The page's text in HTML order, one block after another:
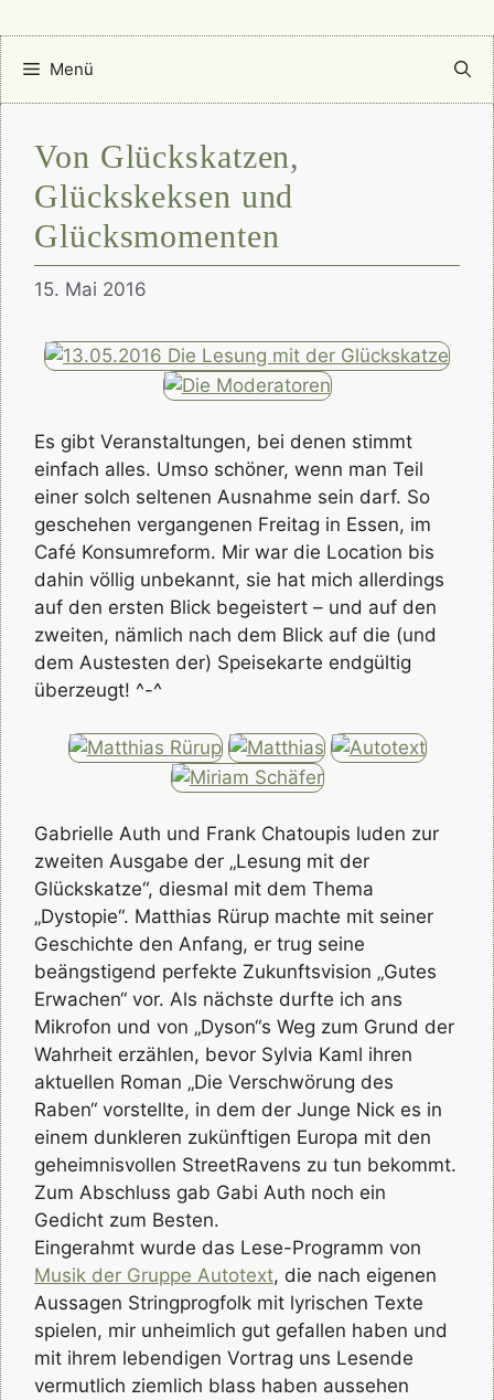
Menü
Von Glückskatzen,
Glückskeksen und
Glücksmomenten
15. Mai 2016
Es gibt Veranstaltungen, bei denen stimmt
einfach alles. Umso schöner, wenn man Teil
einer solch seltenen Ausnahme sein darf. So
geschehen vergangenen Freitag in Essen, im
Café Konsumreform. Mir war die Location bis
dahin völlig unbekannt, sie hat mich allerdings
auf den ersten Blick begeistert – und auf den
zweiten, nämlich nach dem Blick auf die (und
dem Austesten der) Speisekarte endgültig
überzeugt! ^-^
Gabrielle Auth und Frank Chatoupis luden zur
zweiten Ausgabe der „Lesung mit der
Glückskatze“, diesmal mit dem Thema
„Dystopie“. Matthias Rürup machte mit seiner
Geschichte den Anfang, er trug seine
beängstigend perfekte Zukunftsvision „Gutes
Erwachen“ vor. Als nächste durfte ich ans
Mikrofon und von „Dyson“s Weg zum Grund der
Wahrheit erzählen, bevor Sylvia Kaml ihren
aktuellen Roman „Die Verschwörung des
Raben“ vorstellte, in dem der Junge Nick es in
einem dunkleren zukünftigen Europa mit den
geheimnisvollen StreetRavens zu tun bekommt.
Zum Abschluss gab Gabi Auth noch ein
Gedicht zum Besten.
Eingerahmt wurde das Lese-Programm von
Musik der Gruppe Autotext, die nach eigenen
Aussagen Stringprogfolk mit lyrischen Texte
spielen, mir unheimlich gut gefallen haben und
mit ihrem lebendigen Vortrag uns Lesende
vermutlich ziemlich blass haben aussehen